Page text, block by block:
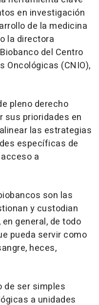
en investigación
de la medicina
la directora
del Centro
Oncológicas (CNIO),
pleno derecho
sus prioridades en
las estrategias
específicas de
a
son las
y custodian
general, de todo
pueda servir como
heces,
de ser simples
a unidades